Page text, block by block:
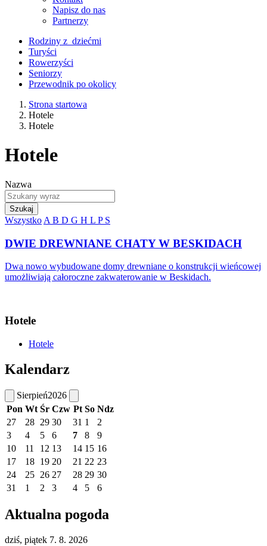
Napisz do nas
Partnerzy
Rodziny z dziećmi
Turyści
Rowerzyści
Seniorzy
Przewodnik po okolicy
Strona startowa
Hotele
Hotele
Hotele
Nazwa
Szukaj
Wszystko A B D G H L P S
DWIE DREWNIANE CHATY W BESKIDACH
Dwa nowo wybudowane domy drewniane o konstrukcji wieńcowej
umożliwiają całoroczne zakwaterowanie w Beskidach.
Hotele
Hotele
Kalendarz
Sierpień2026
Pon Wt Śr Czw Pt So Ndz
27
28 29 30 31 1
2
3
4 5 6 7 8
9
10
11 12 13 14 15 16
17
18 19 20 21 22 23
24
25 26 27 28 29 30
31
1 2 3 4 5 6
Aktualna pogoda
dziś, piątek 7. 8. 2026